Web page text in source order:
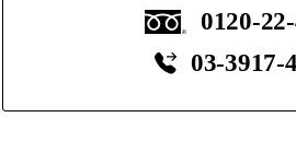
0120-
03-3917-